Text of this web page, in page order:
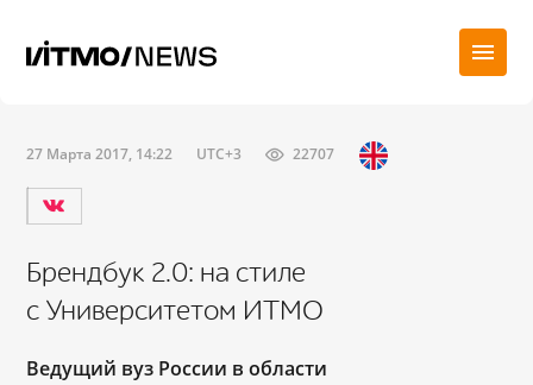
27 Марта 2017, 14:22 UTC+3 22707
Брендбук 2.0: на стиле
с Университетом ИТМО
Ведущий вуз России в области